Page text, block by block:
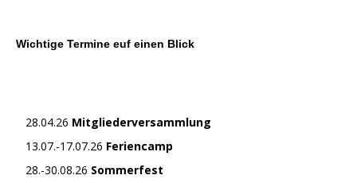
Wichtige Termine euf einen Blick
28.04.26 Mitgliederversammlung
13.07.-17.07.26 Feriencamp
28.-30.08.26 Sommerfest